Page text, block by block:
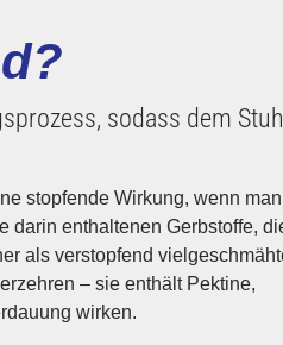
sodass dem Stuhl
wirken.